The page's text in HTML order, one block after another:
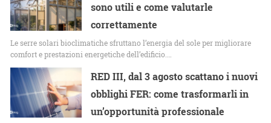
sono utili e come valutarle
correttamente
Le serre solari bioclimatiche sfruttano l’energia del sole per migliorare
comfort e prestazioni energetiche dell’edificio.…
RED III, dal 3 agosto scattano i nuovi
obblighi FER: come trasformarli in
un’opportunità professionale